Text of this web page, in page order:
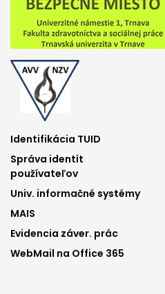
Footer
menu
1
Identifikácia TUID
Správa identít
používateľov
Univ. informačné systémy
MAIS
Evidencia záver. prác
WebMail na Office 365